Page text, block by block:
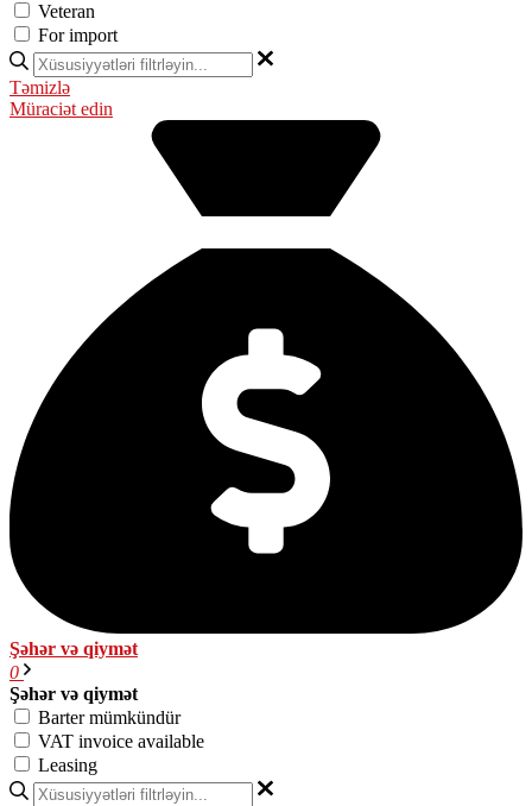
Veteran
For import
Təmizlə
Müraciət edin
Şəhər və qiymət
0
Şəhər və qiymət
Barter mümkündür
VAT invoice available
Leasing